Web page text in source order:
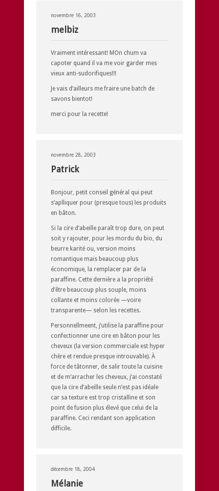
novembre 16, 2003
melbiz
Vraiment intéressant! MOn chum va
capoter quand il va me voir garder mes
vieux anti-sudorifiques!!!
Je vais d’ailleurs me fraire une batch de
savons bientot!
merci pour la recette!
novembre 28, 2003
Patrick
Bonjour, petit conseil général qui peut
s’aplliquer pour (presque tous) les produits
en bâton.
Si la cire d’abeille paraît trop dure, on peut
soit y rajouter, pour les mordu du bio, du
beurre karité ou, version moins
romantique mais beaucoup plus
économique, la remplacer par de la
paraffine. Cette dernière a la propriété
d’être beaucoup plus souple, moins
collante et moins colorée —voire
transparente— selon les recettes.
Personnellmeent, j’utilise la paraffine pour
confectionner une cire en bâton pour les
cheveux (la version commerciale est hyper
chère et rendue presque introuvable). À
force de tâtonner, de salir toute la cuisine
et de m’arracher les cheveux, j’ai constaté
que la cire d’abeille seule n’est pas idéale
car sa texture est trop cristalline et son
point de fusion plus élevé que celui de la
paraffine. Ceci rendant son application
difficile.
décembre 18, 2004
Mélanie